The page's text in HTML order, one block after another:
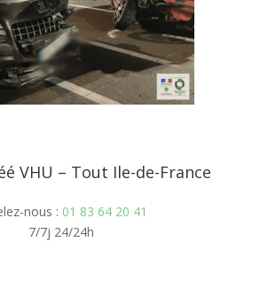
VHU – Tout Ile-de-France
nous : 01 83 64 20 41
7/7j 24/24h